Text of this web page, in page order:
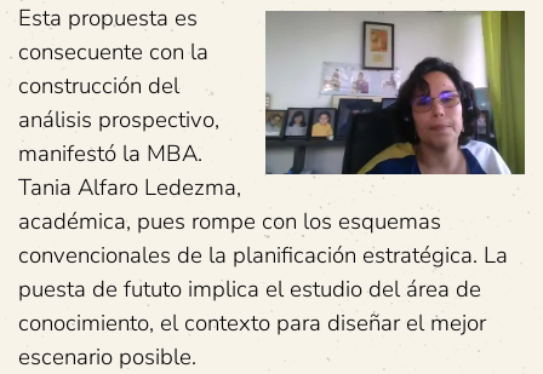
Esta propuesta es
consecuente con la
construcción del
análisis prospectivo,
manifestó la MBA.
Tania Alfaro Ledezma,
académica, pues rompe con los esquemas
convencionales de la planificación estratégica. La
puesta de fututo implica el estudio del área de
conocimiento, el contexto para diseñar el mejor
escenario posible.